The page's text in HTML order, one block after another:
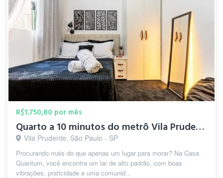
R$1.750,00 por mês
Quarto a 10 minutos do metrô Vila Prudente
Vila Prudente, São Paulo - SP
Procurando mais do que apenas um lugar para morar? Na Casa
Quantum, você encontra um lar de alto padrão, com boas
vibrações, praticidade e uma comunid...